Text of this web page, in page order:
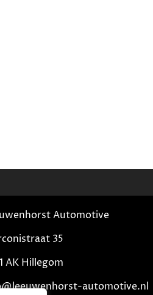
Automotive
35
AK Hillegom
automotive.nl